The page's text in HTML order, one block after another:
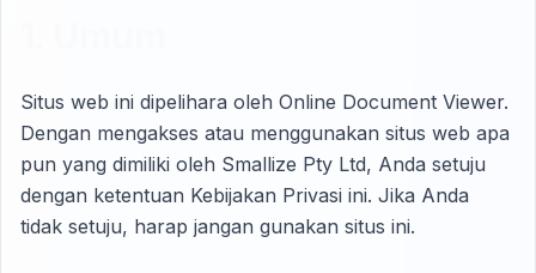
Situs web ini dipelihara oleh Online Document Viewer.
Dengan mengakses atau menggunakan situs web apa
pun yang dimiliki oleh Smallize Pty Ltd, Anda setuju
dengan ketentuan Kebijakan Privasi ini. Jika Anda
tidak setuju, harap jangan gunakan situs ini.